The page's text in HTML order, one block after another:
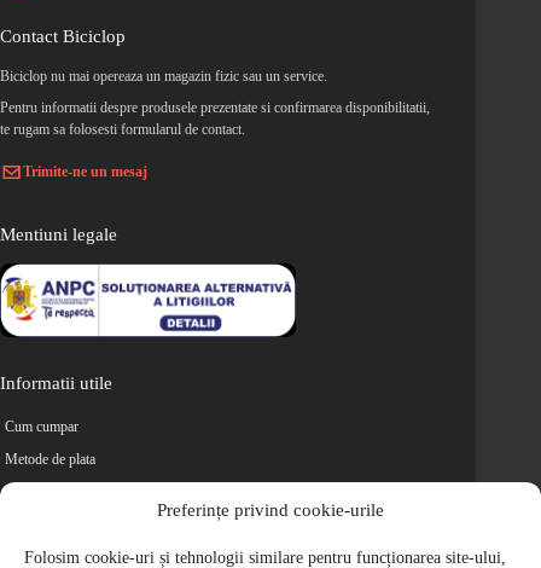
Preferințe privind cookie-urile
Folosim cookie-uri și tehnologii similare pentru funcționarea site-ului,
Contact Biciclop
Biciclop nu mai opereaza un magazin fizic sau un service.
Pentru informatii despre produsele prezentate si confirmarea disponibilitatii,
te rugam sa folosesti formularul de contact.
Trimite-ne un mesaj
Mentiuni legale
Informatii utile
Cum cumpar
Metode de plata
Retur